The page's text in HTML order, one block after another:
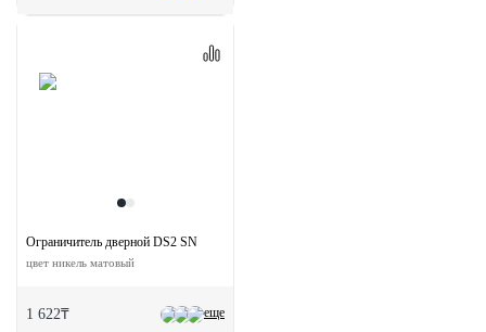
еще
Ограничитель дверной DS2 SN
цвет никель матовый
1 622₸